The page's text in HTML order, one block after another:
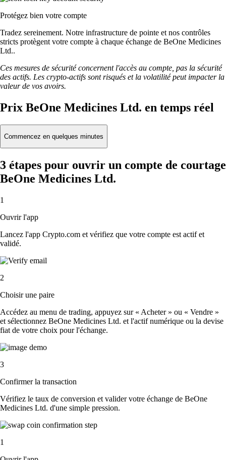
Protégez bien votre compte
Tradez sereinement. Notre infrastructure de pointe et nos contrôles
stricts protègent votre compte à chaque échange de BeOne Medicines
Ltd..
Ces mesures de sécurité concernent l'accès au compte, pas la sécurité
des actifs. Les crypto-actifs sont risqués et la volatilité peut impacter la
valeur de vos avoirs.
Prix BeOne Medicines Ltd. en temps réel
Commencez en quelques minutes
3 étapes pour ouvrir un compte de courtage
BeOne Medicines Ltd.
1
Ouvrir l'app
Lancez l'app Crypto.com et vérifiez que votre compte est actif et
validé.
2
Choisir une paire
Accédez au menu de trading, appuyez sur « Acheter » ou « Vendre »
et sélectionnez BeOne Medicines Ltd. et l'actif numérique ou la devise
fiat de votre choix pour l'échange.
3
Confirmer la transaction
Vérifiez le taux de conversion et valider votre échange de BeOne
Medicines Ltd. d'une simple pression.
1